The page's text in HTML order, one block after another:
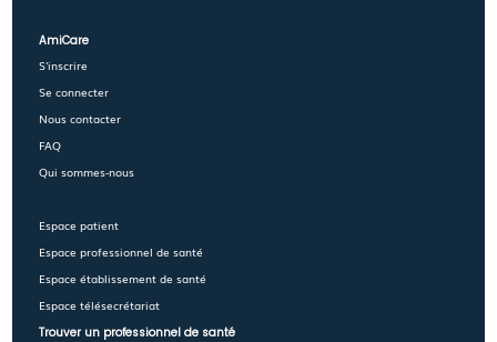
AmiCare
S'inscrire
Se connecter
Nous contacter
FAQ
Qui sommes-nous
Espace patient
Espace professionnel de santé
Espace établissement de santé
Espace télésecrétariat
Trouver un professionnel de santé